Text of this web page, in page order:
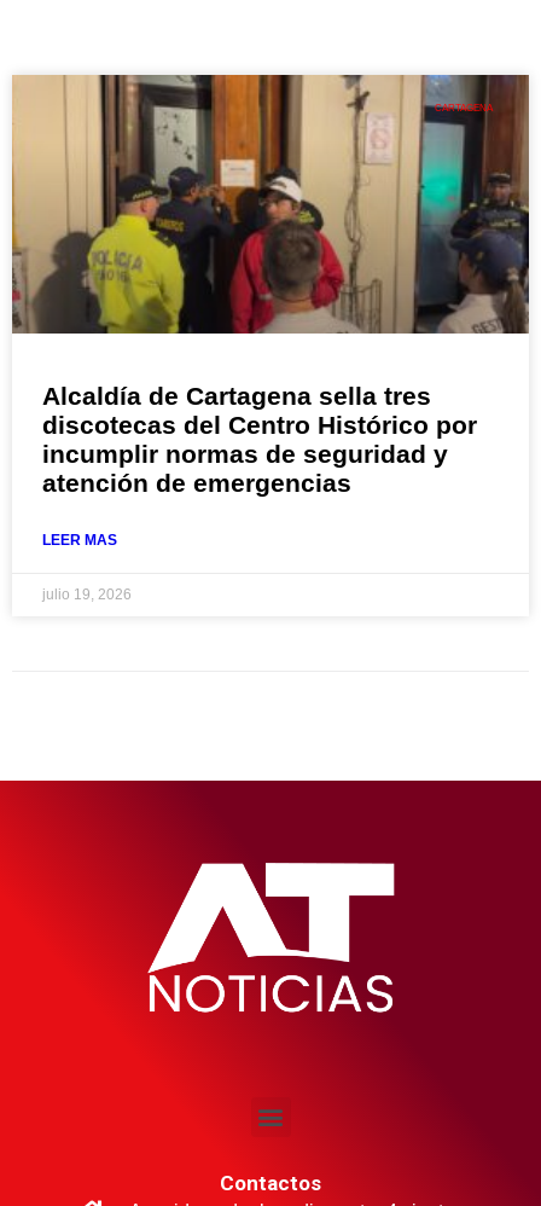
CARTAGENA
Alcaldía de Cartagena sella tres
discotecas del Centro Histórico por
incumplir normas de seguridad y
atención de emergencias
LEER MAS
julio 19, 2026
Contactos